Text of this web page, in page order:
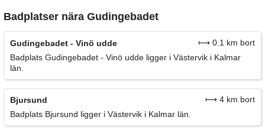
Badplatser nära Gudingebadet
Gudingebadet - Vinö udde
⟼ 0.1 km bort
Badplats Gudingebadet - Vinö udde ligger i Västervik i Kalmar
län.
Bjursund
⟼ 4 km bort
Badplats Bjursund ligger i Västervik i Kalmar län.